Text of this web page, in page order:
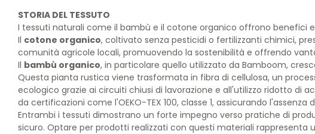
STORIA DEL TESSUTO
I tessuti naturali come il bambù e il cotone organico offrono benefici
Il cotone organico, coltivato senza pesticidi o fertilizzanti chimici,
comunità agricole locali, promuovendo la sostenibilità e offrendo
Il bambù organico, in particolare quello utilizzato da Bamboom,
Questa pianta rustica viene trasformata in fibra di cellulosa, un
ecologico grazie ai circuiti chiusi di lavorazione e all'utilizzo ridotto di
da certificazioni come l'OEKO-TEX 100, classe 1, assicurando l'assenza
Entrambi i tessuti dimostrano un forte impegno verso pratiche di
sicuro. Optare per prodotti realizzati con questi materiali